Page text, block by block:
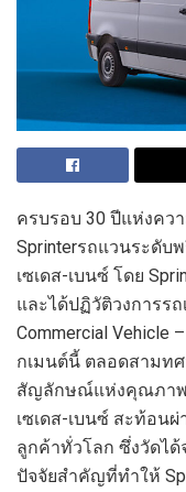
ครบรอบ 30 ปีแห่งคว
Sprinterรถแวนระดับ
เซเดส-เบนซ์ โดย
และได้ปฏิวัติวงการร
Commercial Vehicle
กเมนต์นี้ ตลอดสามท
สัญลักษณ์แห่งคุณภา
เซเดส-เบนซ์ สะท้อนผ่
ลูกค้าทั่วโลก ซึ่งวัดได้
ปัจจัยสำคัญที่ทำให้